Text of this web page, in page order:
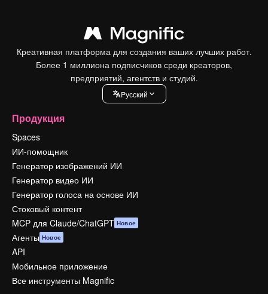
Креативная платформа для создания ваших лучших работ.
Более 1 миллиона подписчиков среди креаторов,
предприятий, агентств и студий.
Pусский
Продукция
Spaces
ИИ-помощник
Генератор изображений ИИ
Генератор видео ИИ
Генератор голоса на основе ИИ
Стоковый контент
MCP для Claude/ChatGPT Новое
Агенты Новое
API
Мобильное приложение
Все инструменты Magnific